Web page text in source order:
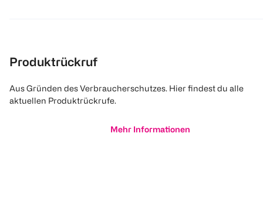
Produktrückruf
Aus Gründen des Verbraucherschutzes. Hier findest du alle
aktuellen Produktrückrufe.
Mehr Informationen